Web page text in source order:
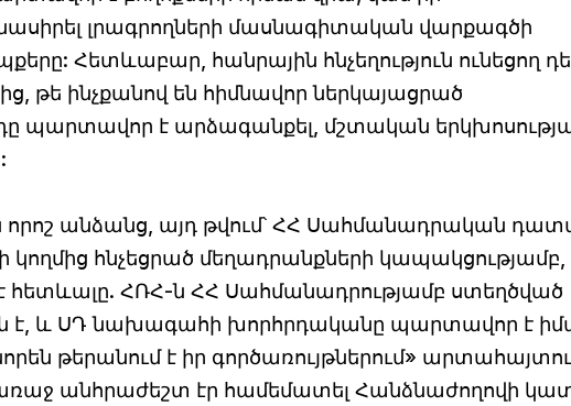
լրագրողների մասնագիտական վարքագծի
Հետևաբար, հանրային հնչեղություն ունեցող
թե ինչքանով են հիմնավոր ներկայացրած
պարտավոր է արձագանքել, մշտական
որոշ անձանց, այդ թվում՝ ՀՀ Սահմանադրական
հնչեցրած մեղադրանքների կապակցությամբ,
հետևալը. ՀՌՀ-ն ՀՀ Սահմանադրությամբ ստեղծված
և ՍԴ նախագահի խորհրդականը պարտավոր է
թերանում է իր գործառույթներում»
առաջ անհրաժեշտ էր համեմատել Հանձնաժողովի